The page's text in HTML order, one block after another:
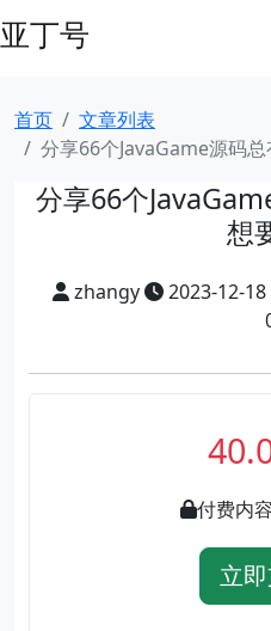
亚丁号
首页
文章列表
分享66个JavaGame源码
分享66个
想
zhangy 2023-12-18
付费内
立